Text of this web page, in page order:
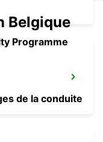
Belgique
Programme
de la conduite